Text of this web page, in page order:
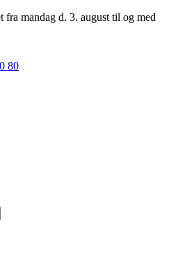
fra mandag d. 3. august til og med
80